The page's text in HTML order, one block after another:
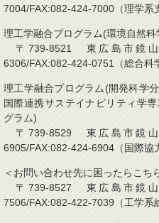
7004/FAX:082-424-7000（理学系
理工学融合プログラム(環境自然
〒739-8521 東広島市鏡
6306/FAX:082-424-0751（総合科
理工学融合プログラム(開発科学
国際連携サステイナビリティ学
グラム)
〒739-8529 東広島市鏡
6905/FAX:082-424-6904（国際協
＜お問い合わせ先に困ったらこち
〒739-8527 東広島市鏡
7506/FAX:082-422-7039（工学系